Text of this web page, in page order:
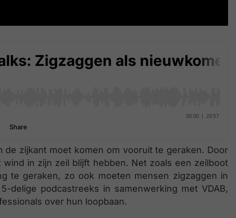
zijkant moet komen om vooruit te geraken. Door
in zijn zeil blijft hebben. Net zoals een zeilboot
te geraken, zo ook moeten mensen zigzaggen in
delige podcastreeks in samenwerking met VDAB,
over hun loopbaan.